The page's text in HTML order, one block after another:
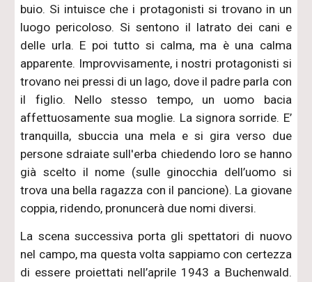
buio. Si intuisce che i protagonisti si trovano in un
luogo pericoloso. Si sentono il latrato dei cani e
delle urla. E poi tutto si calma, ma è una calma
apparente. Improvvisamente, i nostri protagonisti si
trovano nei pressi di un lago, dove il padre parla con
il figlio. Nello stesso tempo, un uomo bacia
affettuosamente sua moglie. La signora sorride. E’
tranquilla, sbuccia una mela e si gira verso due
persone sdraiate sull'erba chiedendo loro se hanno
già scelto il nome (sulle ginocchia dell’uomo si
trova una bella ragazza con il pancione). La giovane
coppia, ridendo, pronuncerà due nomi diversi.
La scena successiva porta gli spettatori di nuovo
nel campo, ma questa volta sappiamo con certezza
di essere proiettati nell’aprile 1943 a Buchenwald.